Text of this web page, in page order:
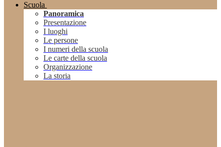
Scuola
Panoramica
Presentazione
I luoghi
Le persone
I numeri della scuola
Le carte della scuola
Organizzazione
La storia